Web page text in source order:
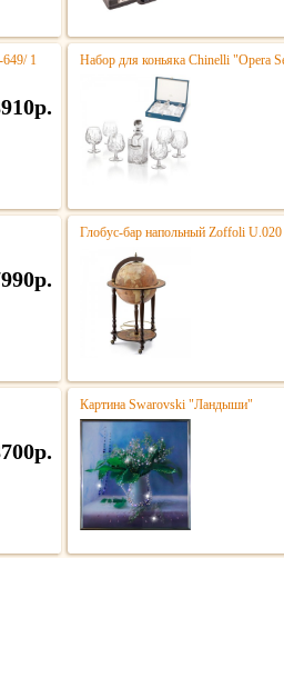
649/ 1 Набор для коньяка Chinelli "Opera
Глобус-бар напольный Zoffoli
Картина Swarovski "Ландыши"